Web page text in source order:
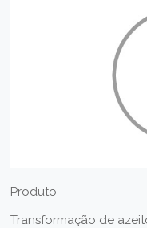
Produto
Transformação de